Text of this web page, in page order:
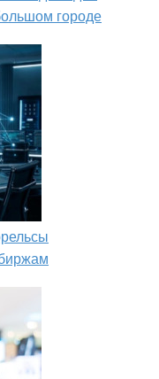
городе